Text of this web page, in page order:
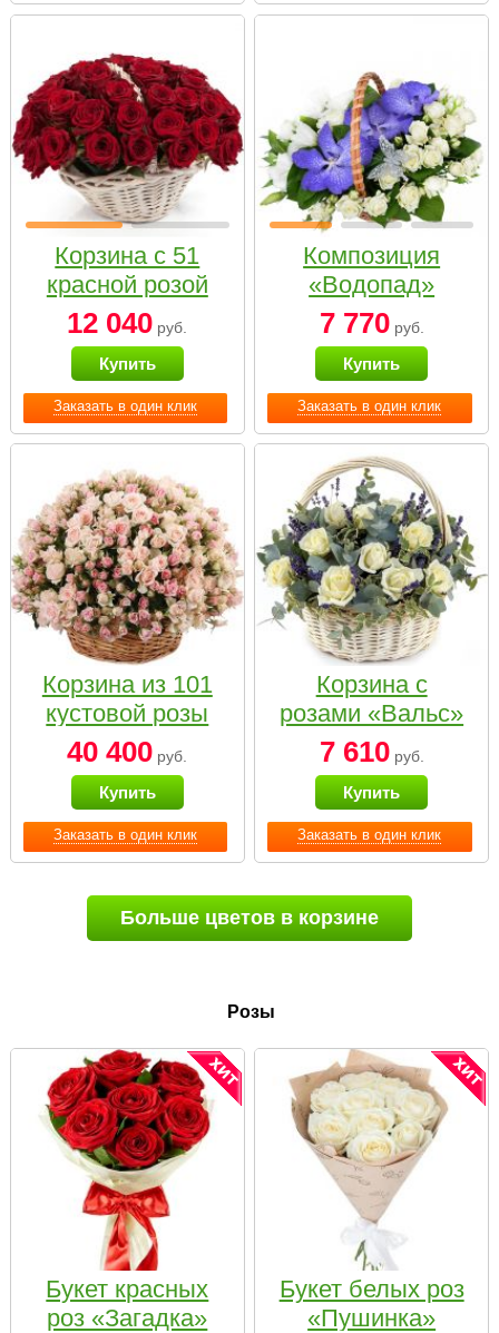
Заказать в один клик
Корзина с 51
красной розой
12 040 руб.
Купить
Заказать в один клик
Композиция
«Водопад»
7 770руб.
Купить
Заказать в один клик
Корзина из 101
кустовой розы
нежных тонов
40 400 руб.
Купить
Заказать в один клик
Корзина с
розами «Вальс»
7 610руб.
Купить
Больше цветов в корзине
Розы
Букет красных
роз «Загадка»
Букет белых роз
«Пушинка»